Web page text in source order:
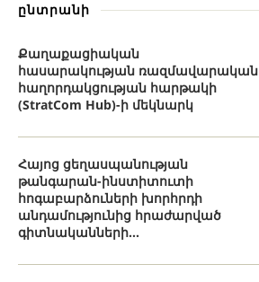
ընտրանի
Քաղաքացիական
հասարակության ռազմավարական
հաղորդակցության հարթակի
(StratCom Hub)-ի մեկնարկ
Հայոց ցեղասպանության
թանգարան-ինստիտուտի
հոգաբարձուների խորհրդի
անդամությունից հրաժարված
գիտնականների...